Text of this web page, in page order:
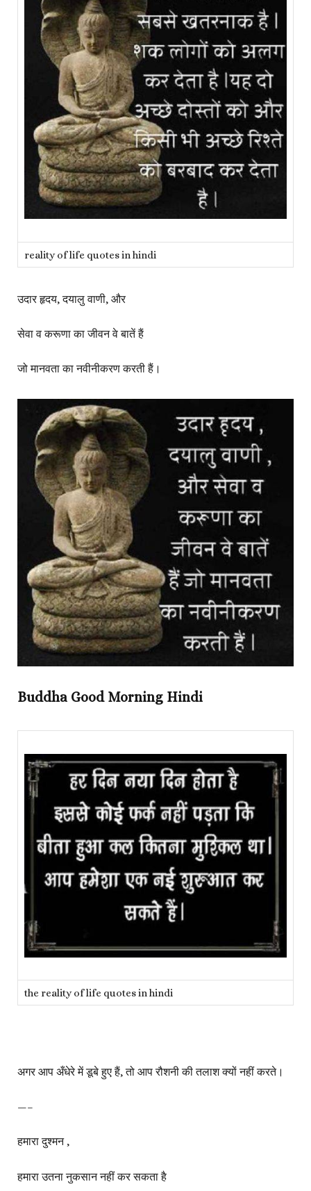
reality of life quotes in hindi
उदार हृदय, दयालु वाणी, और
सेवा व करूणा का जीवन वे बातें हैं
जो मानवता का नवीनीकरण करती हैं।
Buddha Good Morning Hindi
the reality of life quotes in hindi
अगर आप अँधेरे में डूबे हुए हैं, तो आप रौशनी की तलाश क्यों नहीं करते।
—–
हमारा दुश्मन ,
हमारा उतना नुकसान नहीं कर सकता है